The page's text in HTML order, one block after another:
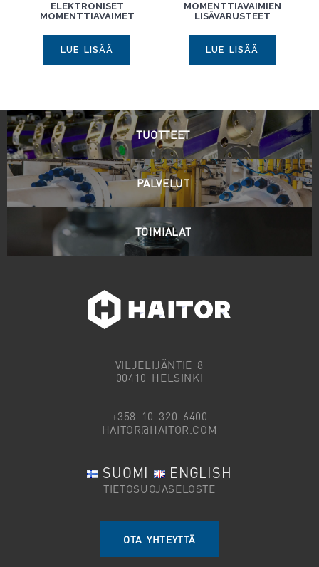
ELEKTRONISET
MOMENTTIAVAIMET
LUE LISÄÄ
MOMENTTIAVAIMIEN
LISÄVARUSTEET
LUE LISÄÄ
TUOTTEET
PALVELUT
TOIMIALAT
VILJELIJÄNTIE 8
00410 HELSINKI
+358 10 320 6400
HAITOR@HAITOR.COM
SUOMI ENGLISH
TIETOSUOJASELOSTE
OTA YHTEYTTÄ